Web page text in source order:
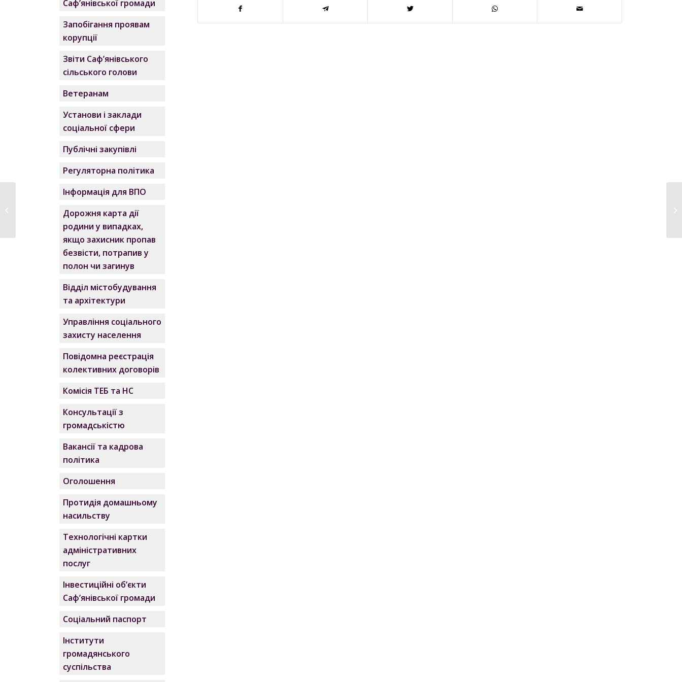
Саф’янівської громади
Запобігання проявам
корупції
Звіти Саф’янівського
сільського голови
Ветеранам
Установи і заклади
соціальної сфери
Публічні закупівлі
Регуляторна політика
Інформація для ВПО
Дорожня карта дії
родини у випадках,
якщо захисник пропав
безвісти, потрапив у
полон чи загинув
Відділ містобудування
та архітектури
Управління соціального
захисту населення
Повідомна реєстрація
колективних договорів
Комісія ТЕБ та НС
Консультації з
громадськістю
Вакансії та кадрова
політика
Оголошення
Протидія домашньому
насильству
Технологічні картки
адміністративних
послуг
Інвестиційні об’єкти
Саф’янівської громади
Соціальний паспорт
Інститути
громадянського
суспільства
передала чергову...